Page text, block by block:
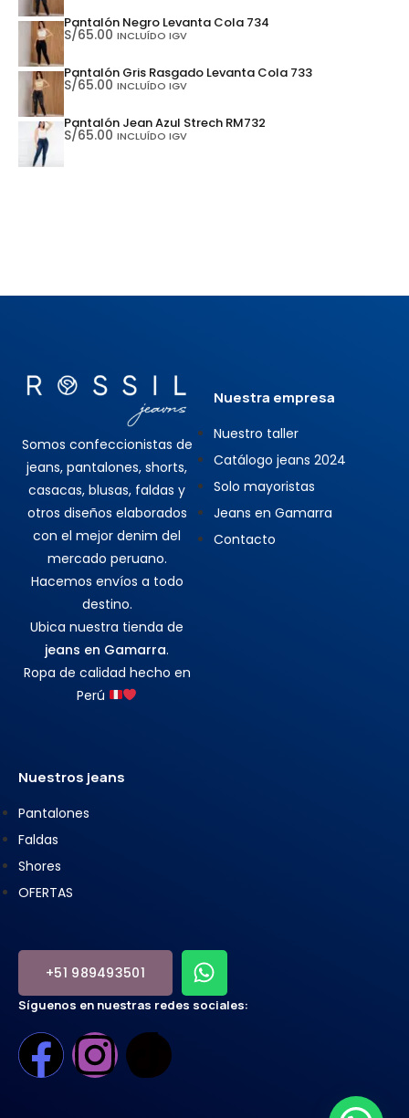
Pantalón Negro Levanta Cola 734
S/65.00 INCLUÍDO IGV
Pantalón Gris Rasgado Levanta Cola 733
S/65.00 INCLUÍDO IGV
Pantalón Jean Azul Strech RM732
S/65.00 INCLUÍDO IGV
Somos confeccionistas de
jeans, pantalones, shorts,
casacas, blusas, faldas y
otros diseños elaborados
con el mejor denim del
mercado peruano.
Hacemos envíos a todo
destino.
Ubica nuestra tienda de
jeans en Gamarra.
Ropa de calidad hecho en
Perú
Nuestra empresa
Nuestro taller
Catálogo jeans 2024
Solo mayoristas
Jeans en Gamarra
Contacto
Nuestros jeans
Pantalones
Faldas
Shores
OFERTAS
+51 989493501
Síguenos en nuestras redes sociales: